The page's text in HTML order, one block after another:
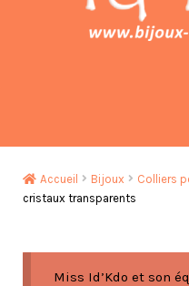
Accueil Bijoux Colliers
cristaux transparents
Miss Id’Kdo et son